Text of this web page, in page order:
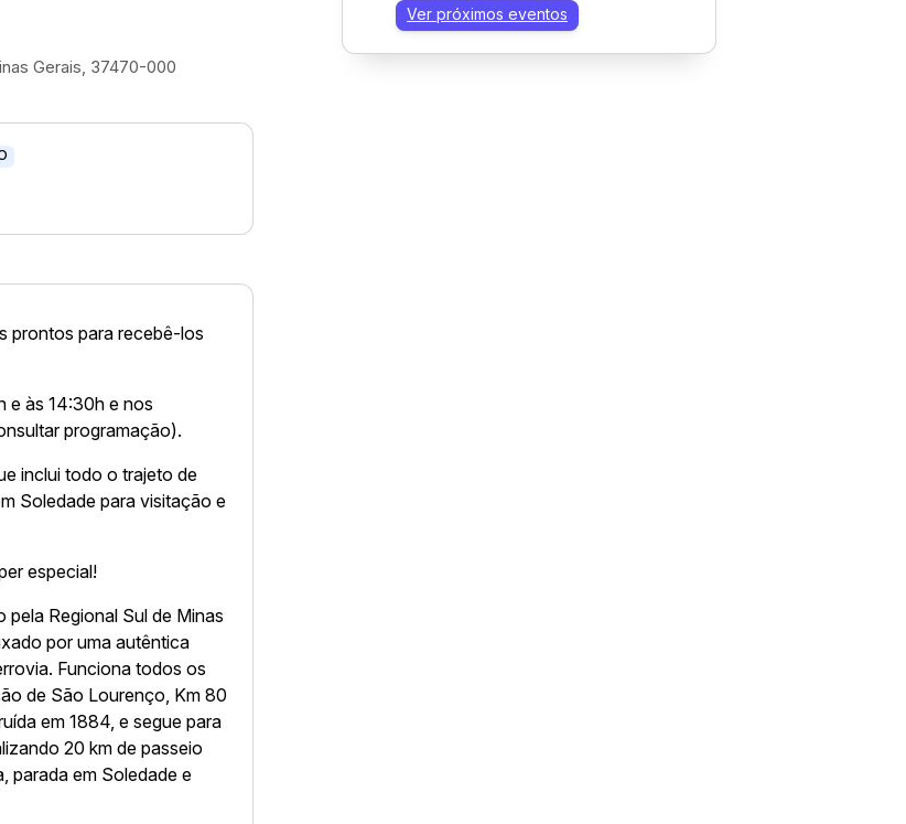
Gerais, 37470-000
prontos para recebê-los
e às 14:30h e nos
programação).
inclui todo o trajeto de
Soledade para visitação e
especial!
Regional Sul de Minas
por uma autêntica
Funciona todos os
de São Lourenço, Km 80
em 1884, e segue para
20 km de passeio
parada em Soledade e
Ver próximos eventos